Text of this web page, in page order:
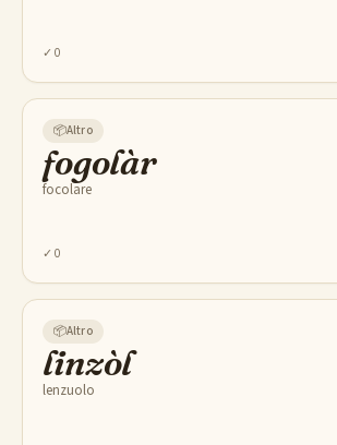
✓ 0
📦Altro
fogolàr
focolare
✓ 0
📦Altro
linzòl
lenzuolo